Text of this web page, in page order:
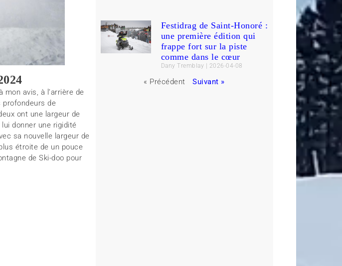
avis, à l’arrière de
profondeurs de
ont une largeur de
donner une rigidité
sa nouvelle largeur de
étroite de un pouce
de Ski-doo pour
Festidrag de Saint-Honoré :
une première édition qui
frappe fort sur la piste
comme dans le cœur
Dany Tremblay 2026-04-08
« Précédent Suivant »